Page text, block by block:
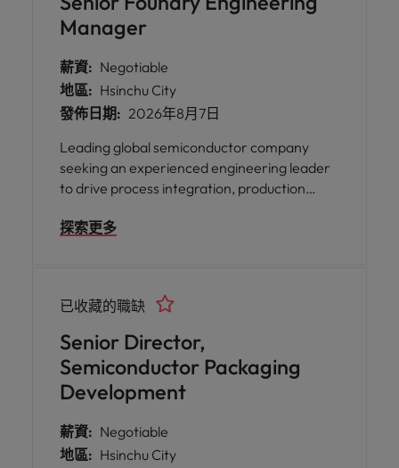
Manager
薪資: Negotiable
地區: Hsinchu City
發佈日期: 2026年8月7日
Leading global semiconductor company
seeking an experienced engineering leader
to drive process integration, production
The role focuses on yield improvement, new
candidates have strong front-end
semiconductor process expertise and
foundry collaboration experience.
探索更多
Senior Director,
Semiconductor Packaging
Development
已收藏的職缺
薪資: Negotiable
地區: Hsinchu City